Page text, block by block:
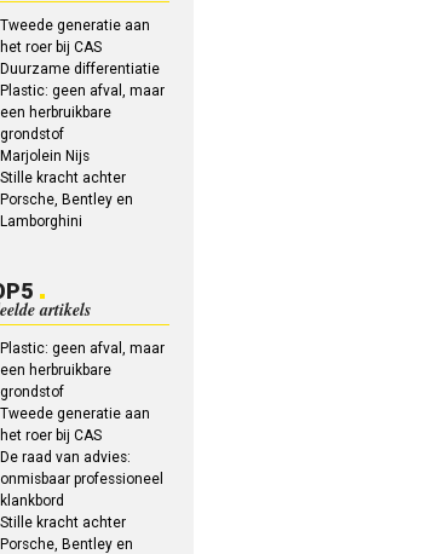
Tweede generatie aan
het roer bij CAS
Duurzame differentiatie
Plastic: geen afval, maar
een herbruikbare
grondstof
Marjolein Nijs
Stille kracht achter
Porsche, Bentley en
Lamborghini
artikels
Plastic: geen afval, maar
een herbruikbare
grondstof
Tweede generatie aan
het roer bij CAS
De raad van advies:
onmisbaar professioneel
klankbord
Stille kracht achter
Porsche, Bentley en